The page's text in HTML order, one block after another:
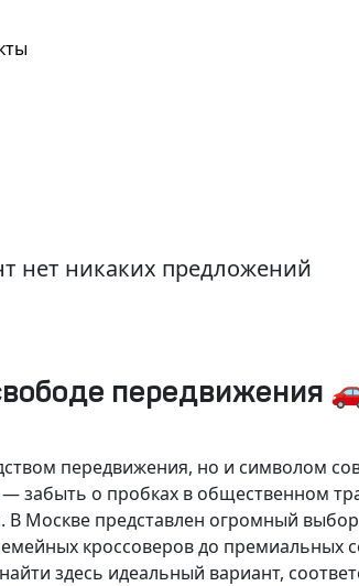
нет никаких предложений
передвижения
передвижения, но и символом
забыть о пробках в общественном
В Москве представлен огромный
кроссоверов до
здесь идеальный вариант,